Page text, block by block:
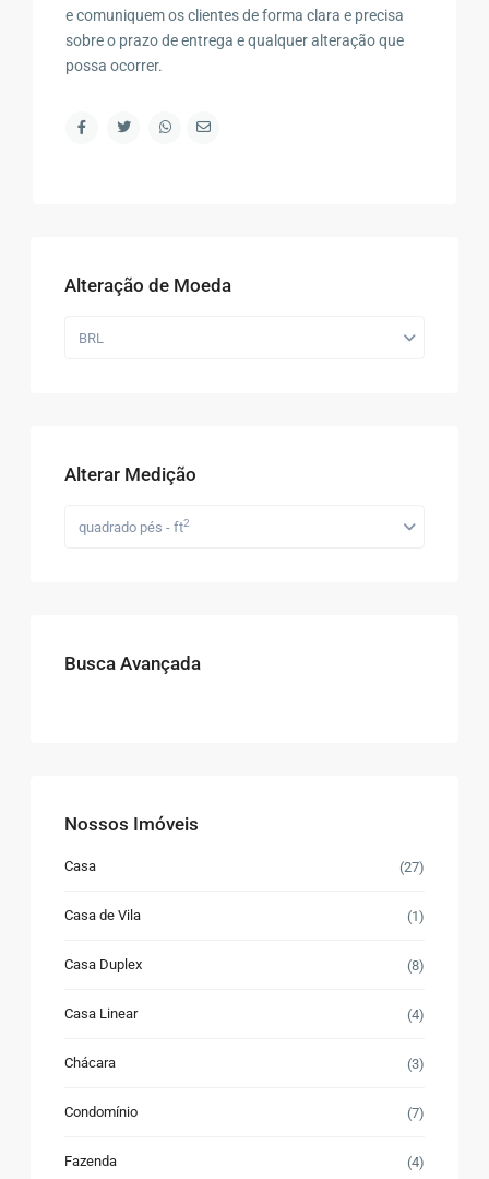
e comuniquem os clientes de forma clara e precisa
sobre o prazo de entrega e qualquer alteração que
possa ocorrer.
Alteração de Moeda
BRL
Alterar Medição
quadrado pés - ft2
Busca Avançada
Nossos Imóveis
Casa (27)
Casa de Vila (1)
Casa Duplex (8)
Casa Linear (4)
Chácara (3)
Condomínio (7)
Fazenda (4)